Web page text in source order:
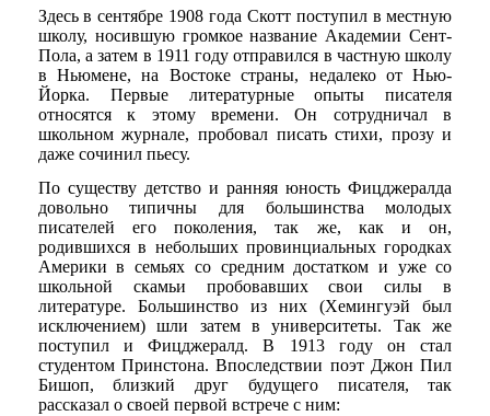
Здесь в сентябре 1908 года Скотт поступил в местную
школу, носившую громкое название Академии Сент-
Пола, а затем в 1911 году отправился в частную школу
в Ньюмене, на Востоке страны, недалеко от Нью-
Йорка. Первые литературные опыты писателя
относятся к этому времени. Он сотрудничал в
школьном журнале, пробовал писать стихи, прозу и
даже сочинил пьесу.
По существу детство и ранняя юность Фицджералда
довольно типичны для большинства молодых
писателей его поколения, так же, как и он,
родившихся в небольших провинциальных городках
Америки в семьях со средним достатком и уже со
школьной скамьи пробовавших свои силы в
литературе. Большинство из них (Хемингуэй был
исключением) шли затем в университеты. Так же
поступил и Фицджералд. В 1913 году он стал
студентом Принстона. Впоследствии поэт Джон Пил
Бишоп, близкий друг будущего писателя, так
рассказал о своей первой встрече с ним: